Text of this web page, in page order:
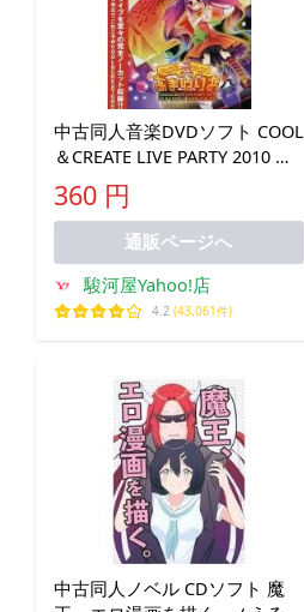
中古同人音楽DVDソフト COOL
＆CREATE LIVE PARTY 2010 ハ
イパー×
360 円
通販ページへ
駿河屋Yahoo!店
4.2 (43,061件)
中古同人ノベル CDソフト 魔